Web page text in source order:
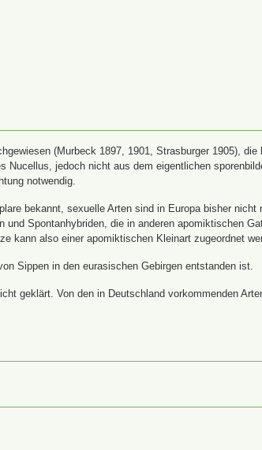
(Murbeck 1897, 1901, Strasburger 1905),
Nucellus, jedoch nicht aus dem eigentlichen
notwendig.
bekannt, sexuelle Arten sind in Europa bisher
und Spontanhybriden, die in anderen apomiktischen
kann also einer apomiktischen Kleinart zugeordnet
Sippen in den eurasischen Gebirgen entstanden ist.
geklärt. Von den in Deutschland vorkommenden